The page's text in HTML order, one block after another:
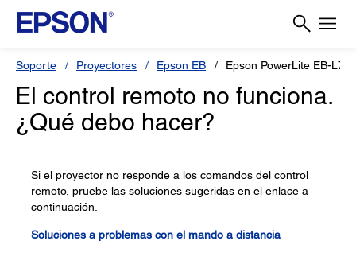
Soporte Proyectores Epson EB Epson PowerLite EB-
El control remoto no funciona.
¿Qué debo hacer?
Si el proyector no responde a los comandos del control
remoto, pruebe las soluciones sugeridas en el enlace a
continuación.
Soluciones a problemas con el mando a distancia